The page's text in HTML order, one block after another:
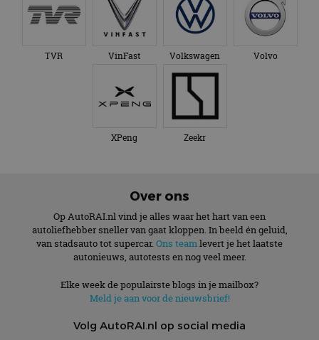
TVR VinFast Volkswagen Volvo
XPeng Zeekr
Over ons
Op AutoRAI.nl vind je alles waar het hart van een
autoliefhebber sneller van gaat kloppen. In beeld én geluid,
van stadsauto tot supercar. Ons teamlevert je het laatste
autonieuws, autotests en nog veel meer.
Elke week de populairste blogs in je mailbox?
Meld je aan voor de nieuwsbrief!
Volg AutoRAI.nl op social media